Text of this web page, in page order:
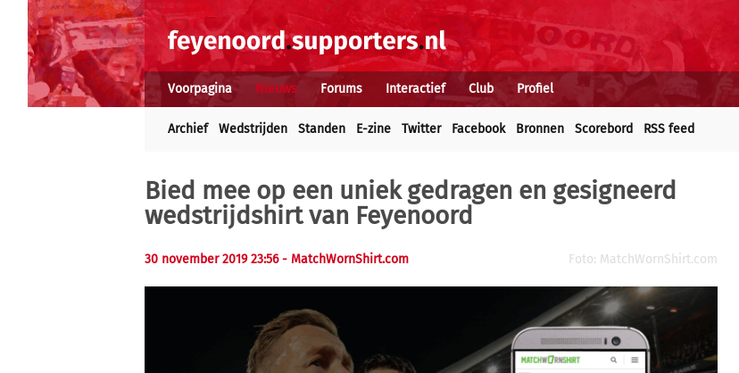
Voorpagina Nieuws Forums Interactief Club Profiel
Archief Wedstrijden Standen E-zine Twitter Facebook Bronnen Scorebord RSS feed
Bied mee op een uniek gedragen en gesigneerd
wedstrijdshirt van Feyenoord
30 november 2019 23:56- MatchWornShirt.com Foto: MatchWornShirt.com